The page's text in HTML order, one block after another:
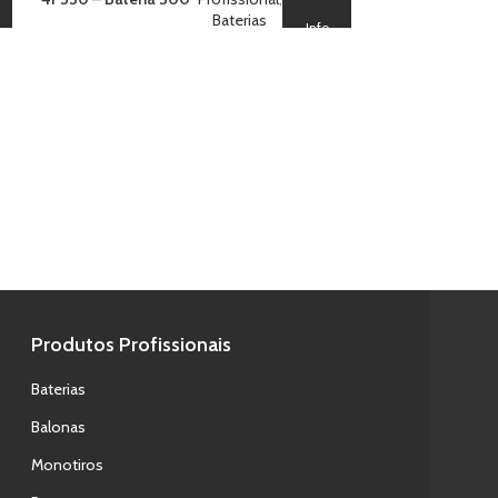
Baterias
Info
Produtos Profissionais
Baterias
Balonas
Monotiros